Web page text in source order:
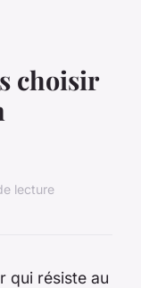
choisir
lecture
qui résiste au